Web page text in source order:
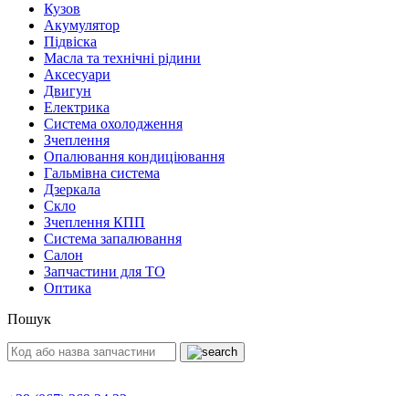
Кузов
Акумулятор
Підвіска
Масла та технічні рідини
Аксесуари
Двигун
Електрика
Система охолодження
Зчеплення
Опалювання кондиціювання
Гальмівна система
Дзеркала
Скло
Зчеплення КПП
Система запалювання
Салон
Запчастини для ТО
Оптика
Пошук